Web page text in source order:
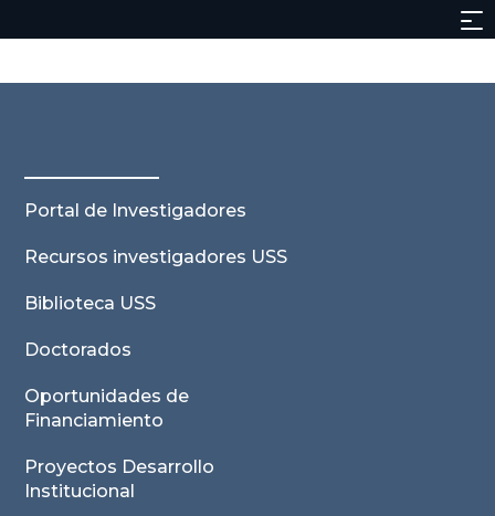
Portal de Investigadores
Recursos investigadores USS
Biblioteca USS
Doctorados
Oportunidades de
Financiamiento
Proyectos Desarrollo
Institucional